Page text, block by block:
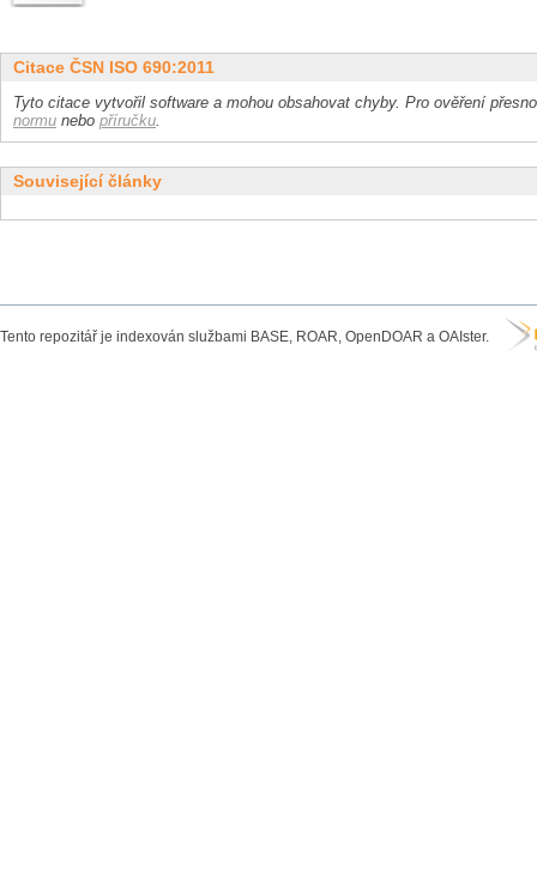
Citace ČSN ISO 690:2011
Tyto citace vytvořil software a mohou obsahovat chyby. Pro ověření
normu nebo příručku.
Související články
Tento repozitář je indexován službami BASE, ROAR, OpenDOAR a OAIster.